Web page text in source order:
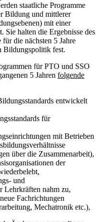
staatliche Programme
Bildung und mittlerer
mit einer
Sie halten die Ergebnisse des
die nächsten 5 Jahre
Bildungspolitik fest.
für PTO und SSO
5 Jahren folgende
entwickelt
für
mit Betrieben
über die Zusammenarbeit),
der
und
Lehrkräften nahm zu,
Fachrichtungen
Mechatronik etc.),